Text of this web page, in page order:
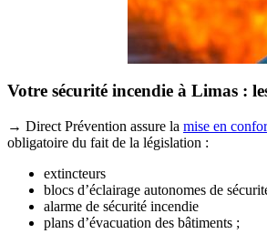
Votre sécurité incendie à Limas :
→ Direct Prévention assure la mise en
obligatoire du fait de la législation :
extincteurs
blocs d’éclairage autonomes de
alarme de sécurité incendie
plans d’évacuation des bâtiments ;